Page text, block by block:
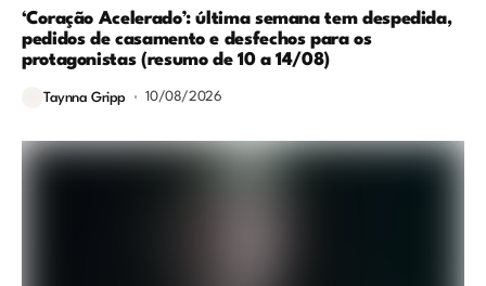
‘Coração Acelerado’: última semana tem despedida,
pedidos de casamento e desfechos para os
protagonistas (resumo de 10 a 14/08)
Taynna Gripp 10/08/2026